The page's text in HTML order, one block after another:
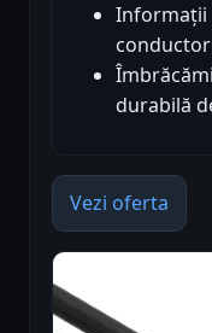
Informații
durabilă
Vezi oferta